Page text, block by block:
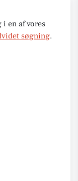
i en af vores
søgning.